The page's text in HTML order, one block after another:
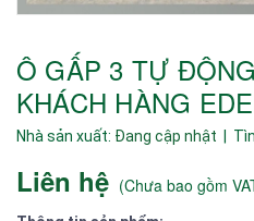
Ô GẤP 3 TỰ
KHÁCH HÀNG
Nhà sản xuất: Đang cập nhật |
Liên hệ (Chưa bao gồm